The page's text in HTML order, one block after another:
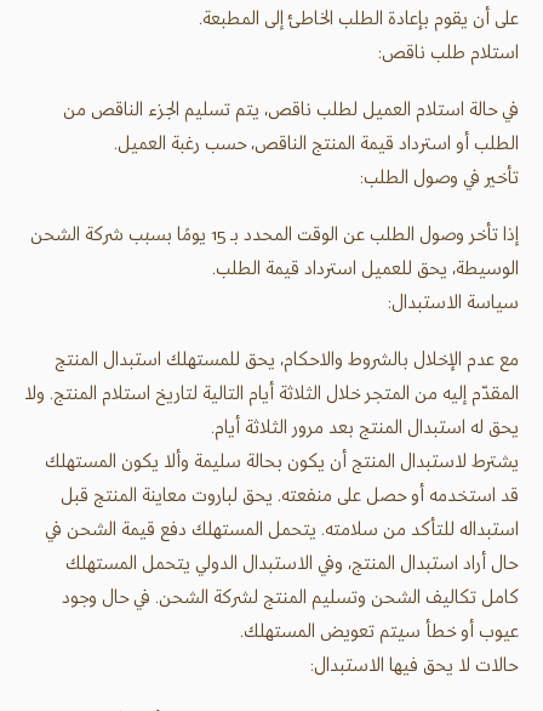
على أن يقوم بإعادة الطلب الخاطئ إلى المطبعة.
استلام طلب ناقص:
في حالة استلام العميل لطلب ناقص، يتم تسليم الجزء الناقص من
الطلب أو استرداد قيمة المنتج الناقص، حسب رغبة العميل.
تأخير في وصول الطلب:
إذا تأخر وصول الطلب عن الوقت المحدد بـ 15 يومًا بسبب شركة الشحن
الوسيطة، يحق للعميل استرداد قيمة الطلب.
سياسة الاستبدال:
مع عدم الإخلال بالشروط والاحكام، يحق للمستهلك استبدال المنتج
المقدّم إليه من المتجر خلال الثلاثة أيام التالية لتاريخ استلام المنتج. ولا
يحق له استبدال المنتج بعد مرور الثلاثة أيام.
يشترط لاستبدال المنتج أن يكون بحالة سليمة وألا يكون المستهلك
قد استخدمه أو حصل على منفعته. يحق لباروت معاينة المنتج قبل
استبداله للتأكد من سلامته. يتحمل المستهلك دفع قيمة الشحن في
حال أراد استبدال المنتج، وفي الاستبدال الدولي يتحمل المستهلك
كامل تكاليف الشحن وتسليم المنتج لشركة الشحن. في حال وجود
عيوب أو خطأ سيتم تعويض المستهلك.
حالات لا يحق فيها الاستبدال: